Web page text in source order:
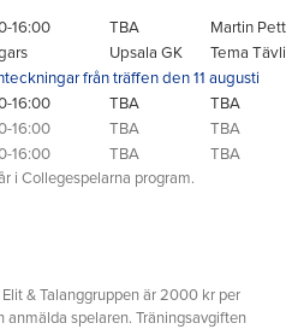
16:00 TBA
Martin
Upsala GK
Tema
från träffen den 11 augusti
16:00 TBA
TBA
16:00 TBA
TBA
16:00 TBA TBA
i Collegespelarna program.
& Talanggruppen är 2000 kr per
anmälda spelaren. Träningsavgiften